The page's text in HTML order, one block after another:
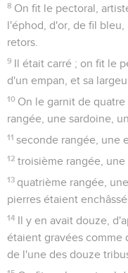
8 On fit le pectoral,
l'éphod, d'or, de fil
retors.
9 Il était carré ; on fit le
d'un empan, et sa
10 On le garnit de
rangée, une sardoine,
11 seconde rangée, une
12 troisième rangée,
13 quatrième rangée,
pierres étaient
14 Il y en avait douze,
étaient gravées comme
de l'une des douze